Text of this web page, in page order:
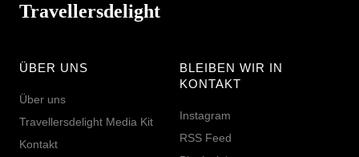
Travellersdelight
ÜBER UNS
Über uns
Travellersdelight Media Kit
Kontakt
BLEIBEN WIR IN
KONTAKT
Instagram
RSS Feed